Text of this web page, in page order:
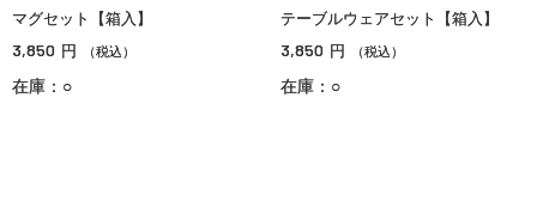
マグセット【箱入】
3,850 円 （税込）
在庫：○
テーブルウェアセット【箱入】
3,850 円 （税込）
在庫：○